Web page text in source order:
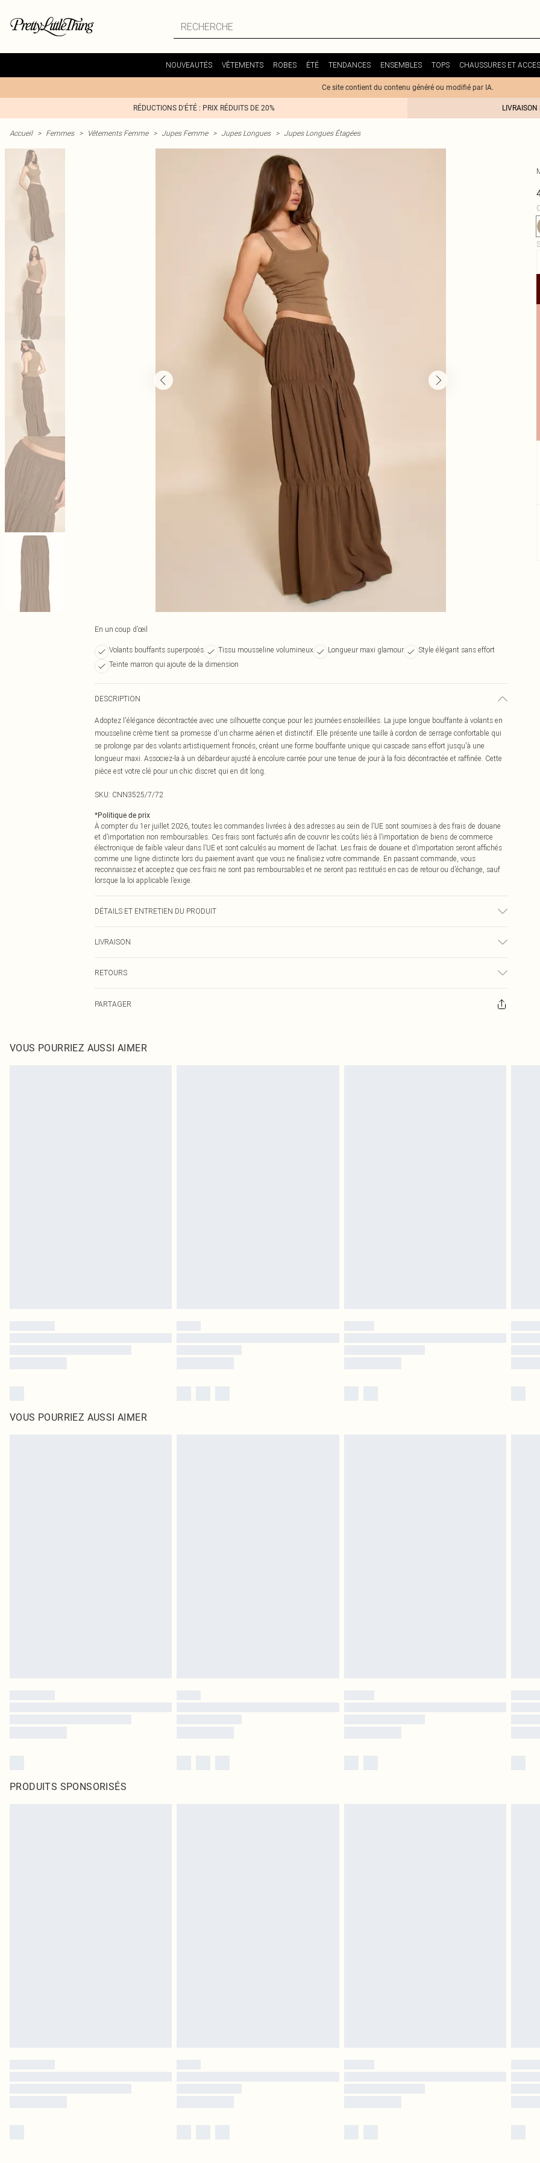
NOUVEAUTÉS VÊTEMENTS ROBES ÉTÉ TENDANCES ENSEMBLES TOPS CHAUSSURES ET
Ce site contient du contenu généré ou modifié par IA.
RÉDUCTIONS D'ÉTÉ : PRIX RÉDUITS DE 20%
Accueil > Femmes > Vêtements Femme > Jupes Femme > Jupes Longues > Jupes Longues Étagées
En un coup d’œil
Volants bouffants superposés Tissu mousseline volumineux Longueur maxi glamour
Style élégant sans effort
Teinte marron qui ajoute de la dimension
DESCRIPTION
Adoptez l'élégance décontractée avec une silhouette conçue pour les journées ensoleillées. La jupe longue bouffante à volants en
mousseline crème tient sa promesse d'un charme aérien et distinctif. Elle présente une taille à cordon de serrage confortable qui
se prolonge par des volants artistiquement froncés, créant une forme bouffante unique qui cascade sans effort jusqu'à une
longueur maxi. Associez-la à un débardeur ajusté à encolure carrée pour une tenue de jour à la fois décontractée et raffinée. Cette
pièce est votre clé pour un chic discret qui en dit long.
SKU: CNN3525/7/72
*Politique de prix
À compter du 1er juillet 2026, toutes les commandes livrées à des adresses au sein de l’UE sont soumises à des frais de douane
et d’importation non remboursables. Ces frais sont facturés afin de couvrir les coûts liés à l’importation de biens de commerce
électronique de faible valeur dans l’UE et sont calculés au moment de l’achat. Les frais de douane et d’importation seront affichés
comme une ligne distincte lors du paiement avant que vous ne finalisiez votre commande. En passant commande, vous
reconnaissez et acceptez que ces frais ne sont pas remboursables et ne seront pas restitués en cas de retour ou d’échange, sauf
lorsque la loi applicable l’exige.
DÉTAILS ET ENTRETIEN DU PRODUIT
LIVRAISON
€7.99
RETOURS
Veuillez noter que nous ne pouvons pas rembourser les masques tendance, les cosmétiques, les bijoux pour piercings, les jouets
également être essayées en intérieur. Les articles pour la maison, y compris le linge de lit, les matelas, les surmatelas et les
PARTAGER
VOUS POURRIEZ AUSSI AIMER
VOUS POURRIEZ AUSSI AIMER
PRODUITS SPONSORISÉS